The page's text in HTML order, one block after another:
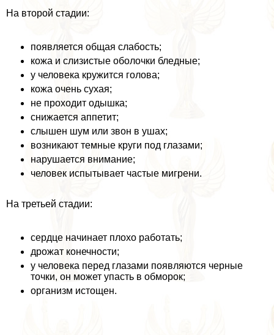
На второй стадии:
появляется общая слабость;
кожа и слизистые оболочки бледные;
у человека кружится голова;
кожа очень сухая;
не проходит одышка;
снижается аппетит;
слышен шум или звон в ушах;
возникают темные круги под глазами;
нарушается внимание;
человек испытывает частые мигрени.
На третьей стадии:
сердце начинает плохо работать;
дрожат конечности;
у человека перед глазами появляются черные
точки, он может упасть в обморок;
организм истощен.